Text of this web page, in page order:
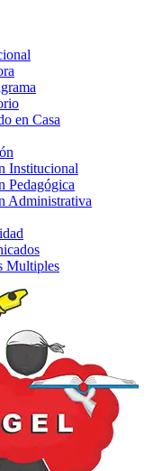
en Casa
Institucional
Pedagógica
Administrativa
Multiples